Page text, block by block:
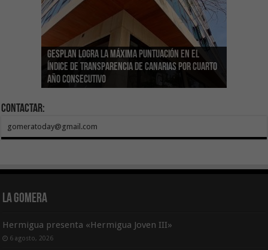
Gesplan logra la máxima puntuación en el
Índice de Transparencia de Canarias por cuarto
año consecutivo
El Gobierno canario concede ayudas del
POSEICAN-Pesca al sector por valor de 7,09 M€
tras aumentar las cuantías
Transición Ecológica coordina con Ashotel su
adhesión a la Red de Refugios Climáticos de
Canarias
Visocan incorpora 170 pisos a su parque de
vivienda protegida en régimen de alquiler
asequible de Tenerife
Sanidad refuerza la capacidad diagnóstica de
los centros de salud con el impulso de la
ecografía clínica
El Gobierno de Canarias convoca el Concurso de
Sal Marina Agrocanarias 2026
Contactar:
gomeratoday@gmail.com
La Gomera
Hermigua presenta «Hermigua Joven III»
6 agosto, 2026